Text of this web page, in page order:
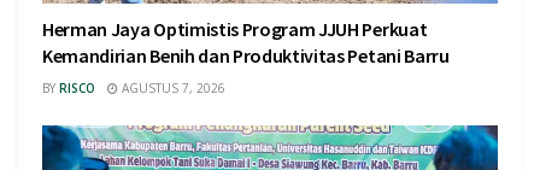
Herman Jaya Optimistis Program JJUH Perkuat
Kemandirian Benih dan Produktivitas Petani Barru
BY RISCO AGUSTUS 7, 2026